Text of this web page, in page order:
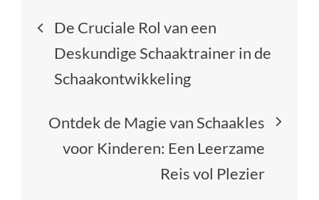
Berichtnavigatie
De Cruciale Rol van een
Deskundige Schaaktrainer in de
Schaakontwikkeling
Ontdek de Magie van Schaakles
voor Kinderen: Een Leerzame
Reis vol Plezier